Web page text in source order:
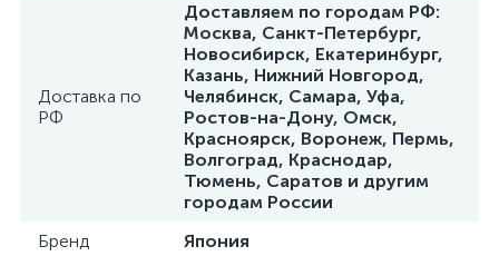
Доставка по
РФ
Доставляем по городам РФ:
Москва, Санкт-Петербург,
Новосибирск, Екатеринбург,
Казань, Нижний Новгород,
Челябинск, Самара, Уфа,
Ростов-на-Дону, Омск,
Красноярск, Воронеж, Пермь,
Волгоград, Краснодар,
Тюмень, Саратов и другим
городам России
Бренд
Япония